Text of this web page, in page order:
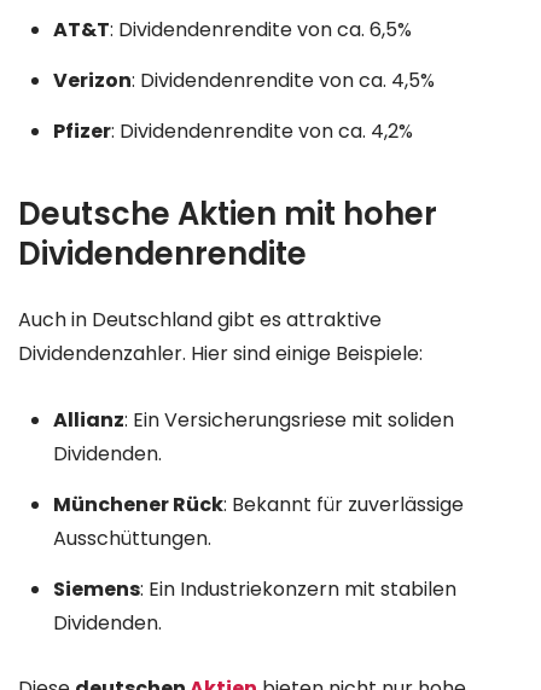
AT&T: Dividendenrendite von ca. 6,5%
Verizon: Dividendenrendite von ca. 4,5%
Pfizer: Dividendenrendite von ca. 4,2%
Deutsche Aktien mit hoher
Dividendenrendite
Auch in Deutschland gibt es attraktive
Dividendenzahler. Hier sind einige Beispiele:
Allianz: Ein Versicherungsriese mit soliden
Dividenden.
Münchener Rück: Bekannt für zuverlässige
Ausschüttungen.
Siemens: Ein Industriekonzern mit stabilen
Dividenden.